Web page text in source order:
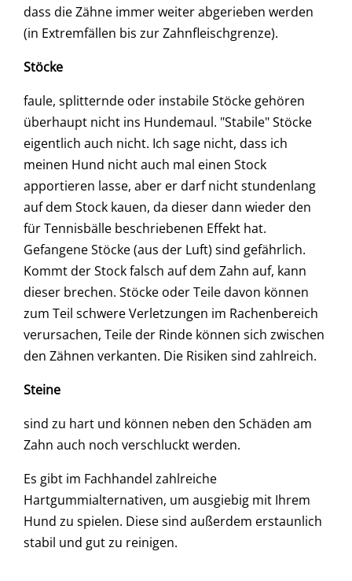
dass die Zähne immer weiter abgerieben werden
(in Extremfällen bis zur Zahnfleischgrenze).
Stöcke
faule, splitternde oder instabile Stöcke gehören
überhaupt nicht ins Hundemaul. "Stabile" Stöcke
eigentlich auch nicht. Ich sage nicht, dass ich
meinen Hund nicht auch mal einen Stock
apportieren lasse, aber er darf nicht stundenlang
auf dem Stock kauen, da dieser dann wieder den
für Tennisbälle beschriebenen Effekt hat.
Gefangene Stöcke (aus der Luft) sind gefährlich.
Kommt der Stock falsch auf dem Zahn auf, kann
dieser brechen. Stöcke oder Teile davon können
zum Teil schwere Verletzungen im Rachenbereich
verursachen, Teile der Rinde können sich zwischen
den Zähnen verkanten. Die Risiken sind zahlreich.
Steine
sind zu hart und können neben den Schäden am
Zahn auch noch verschluckt werden.
Es gibt im Fachhandel zahlreiche
Hartgummialternativen, um ausgiebig mit Ihrem
Hund zu spielen. Diese sind außerdem erstaunlich
stabil und gut zu reinigen.